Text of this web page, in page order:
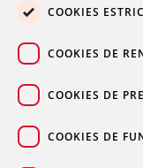
COOKIES
COOKIES DE
COOKIES DE
COOKIES DE